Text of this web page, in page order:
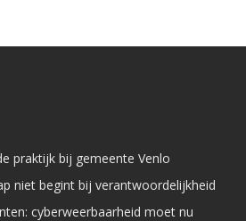
praktijk bij gemeente Venlo
niet begint bij verantwoordelijkheid
cyberweerbaarheid moet nu